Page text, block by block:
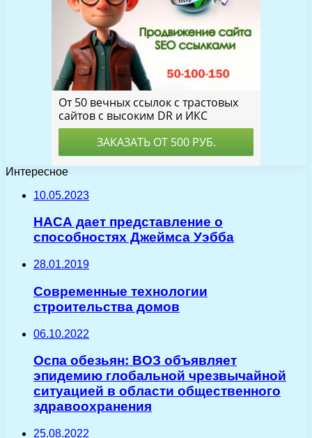
Интересное
10.05.2023
НАСА дает представление о
способностях Джеймса Уэбба
28.01.2019
Современные технологии
строительства домов
06.10.2022
Оспа обезьян: ВОЗ объявляет
эпидемию глобальной чрезвычайной
ситуацией в области общественного
здравоохранения
25.08.2022